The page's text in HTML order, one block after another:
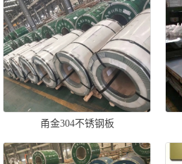
甬金304不锈钢板